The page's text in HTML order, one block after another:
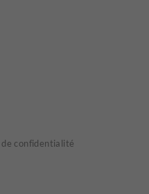
confidentialité